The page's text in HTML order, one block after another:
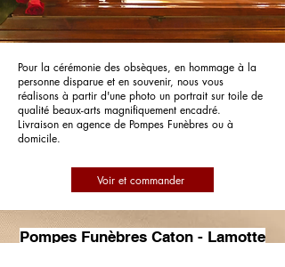
Pour la cérémonie des obsèques, en hommage à la
personne disparue et en souvenir, nous vous
réalisons à partir d'une photo un portrait sur toile de
qualité beaux-arts magnifiquement encadré.
Livraison en agence de Pompes Funèbres ou à
domicile.
Voir et commander
Pompes Funèbres Caton - Lamotte